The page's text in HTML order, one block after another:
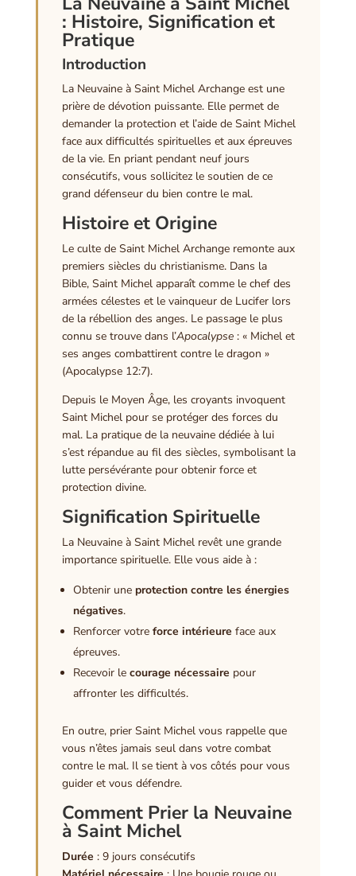
: Histoire, Signification et
Pratique
Introduction
La Neuvaine à Saint Michel Archange est une
prière de dévotion puissante. Elle permet de
demander la protection et l’aide de Saint Michel
face aux difficultés spirituelles et aux épreuves
de la vie. En priant pendant neuf jours
consécutifs, vous sollicitez le soutien de ce
grand défenseur du bien contre le mal.
Histoire et Origine
Le culte de Saint Michel Archange remonte aux
premiers siècles du christianisme. Dans la
Bible, Saint Michel apparaît comme le chef des
armées célestes et le vainqueur de Lucifer lors
de la rébellion des anges. Le passage le plus
connu se trouve dans l’Apocalypse: « Michel et
ses anges combattirent contre le dragon »
(Apocalypse 12:7).
Depuis le Moyen Âge, les croyants invoquent
Saint Michel pour se protéger des forces du
mal. La pratique de la neuvaine dédiée à lui
s’est répandue au fil des siècles, symbolisant la
lutte persévérante pour obtenir force et
protection divine.
Signification Spirituelle
La Neuvaine à Saint Michel revêt une grande
importance spirituelle. Elle vous aide à :
Obtenir une protection contre les énergies
négatives.
Renforcer votre force intérieure face aux
épreuves.
Recevoir le courage nécessaire pour
affronter les difficultés.
En outre, prier Saint Michel vous rappelle que
vous n’êtes jamais seul dans votre combat
contre le mal. Il se tient à vos côtés pour vous
guider et vous défendre.
Comment Prier la Neuvaine
à Saint Michel
Durée : 9 jours consécutifs